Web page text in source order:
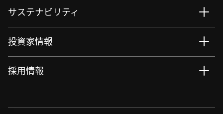
サステナビリティ
投資家情報
採用情報